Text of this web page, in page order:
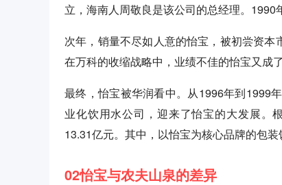
立，海南人周敬良是该公司的总经理。
次年，销量不尽如人意的怡宝，被初尝资本
在万科的收缩战略中，业绩不佳的怡宝又成了
最终，怡宝被华润看中。从1996年到1999
业化饮用水公司，迎来了怡宝的大发展。
13.31亿元。其中，以怡宝为核心品牌的包
02怡宝与农夫山泉的差异